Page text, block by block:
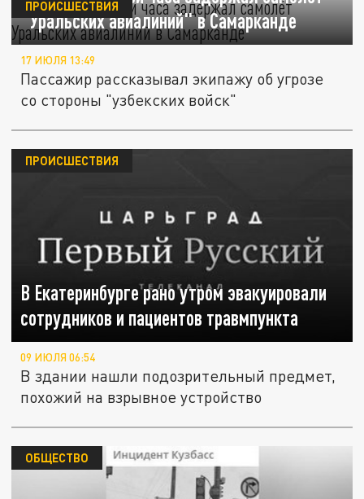
"Уральских авиалиний" в Самарканде
ПРОИСШЕСТВИЯ
17 ИЮЛЯ 13:49
Пассажир рассказывал экипажу об угрозе
со стороны "узбекских войск"
В Екатеринбурге рано утром эвакуировали
сотрудников и пациентов травмпункта
ПРОИСШЕСТВИЯ
09 ИЮЛЯ 06:54
В здании нашли подозрительный предмет,
похожий на взрывное устройство
ОБЩЕСТВО